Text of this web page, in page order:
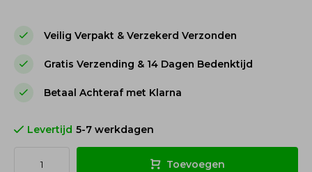
Veilig Verpakt & Verzekerd Verzonden
Gratis Verzending & 14 Dagen Bedenktijd
Betaal Achteraf met Klarna
Levertijd 5-7 werkdagen
Toevoegen